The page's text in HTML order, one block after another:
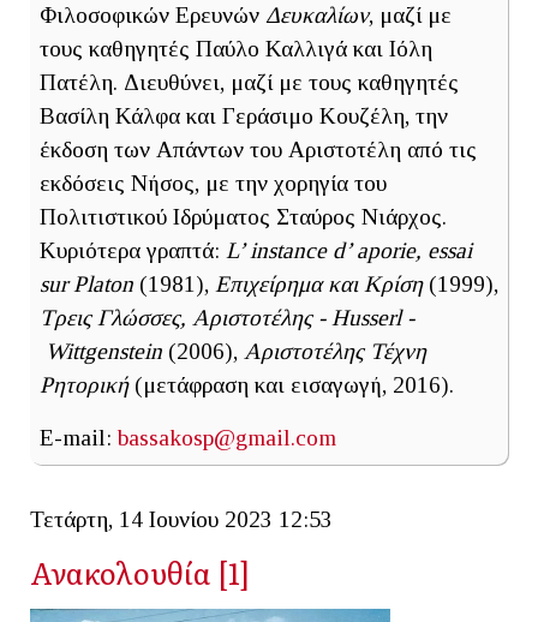
Φιλοσοφικών Ερευνών Δευκαλίων, μαζί με
τους καθηγητές Παύλο Καλλιγά και Ιόλη
Πατέλη. Διευθύνει, μαζί με τους καθηγητές
Βασίλη Κάλφα και Γεράσιμο Κουζέλη, την
έκδοση των Απάντων του Αριστοτέλη από τις
εκδόσεις Νήσος, με την χορηγία του
Πολιτιστικού Ιδρύματος Σταύρος Νιάρχος.
Κυριότερα γραπτά: L’ instance d’ aporie, essai
sur Platon (1981), Επιχείρημα και Κρίση(1999),
Τρεις Γλώσσες, Αριστοτέλης - Husserl -
Wittgenstein (2006), Αριστοτέλης Τέχνη
Ρητορική(μετάφραση και εισαγωγή, 2016).
E-mail:bassakosp@gmail.com
Τετάρτη, 14 Ιουνίου 2023 12:53
Ανακολουθία [1]